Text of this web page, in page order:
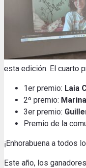
esta edición. El cuarto
1er premio: Laia
2º premio:
3er premio:
Premio de la
¡Enhorabuena a todos
Este año, los